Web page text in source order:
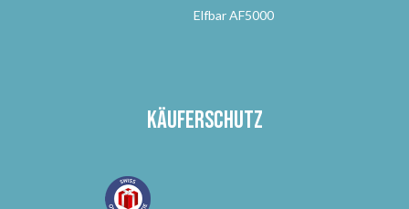
Elfbar AF5000
Käuferschutz